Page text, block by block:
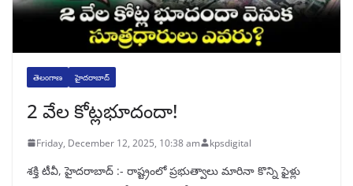
తెలంగాణ హైదరాబాద్
2 వేల కోట్లభూదందా!
Friday, December 12, 2025, 10:38 am kpsdigital
శక్తి టీవీ, హైదరాబాద్‌ :- రాష్ట్రంలో ప్రభుత్వాలు మారినా కొన్ని ఫైళ్లు